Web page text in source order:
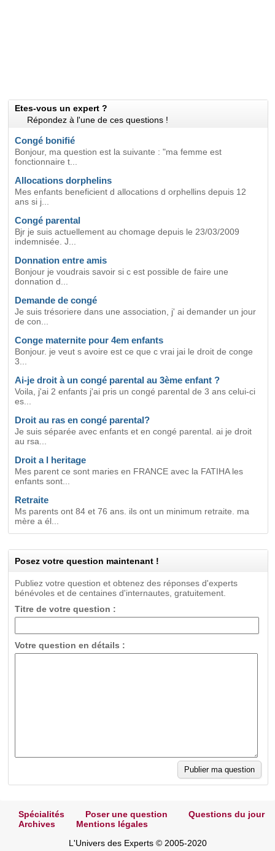
Etes-vous un expert ?
Répondez à l'une de ces questions !
Congé bonifié
Bonjour, ma question est la suivante : "ma femme est
fonctionnaire t...
Allocations dorphelins
Mes enfants beneficient d allocations d orphellins depuis 12
ans si j...
Congé parental
Bjr je suis actuellement au chomage depuis le 23/03/2009
indemnisée. J...
Donnation entre amis
Bonjour je voudrais savoir si c est possible de faire une
donnation d...
Demande de congé
Je suis trésoriere dans une association, j' ai demander un jour
de con...
Conge maternite pour 4em enfants
Bonjour. je veut s avoire est ce que c vrai jai le droit de conge
3...
Ai-je droit à un congé parental au 3ème enfant ?
Voila, j'ai 2 enfants j'ai pris un congé parental de 3 ans celui-ci
es...
Droit au ras en congé parental?
Je suis séparée avec enfants et en congé parental. ai je droit
au rsa...
Droit a l heritage
Mes parent ce sont maries en FRANCE avec la FATIHA les
enfants sont...
Retraite
Ms parents ont 84 et 76 ans. ils ont un minimum retraite. ma
mère a él...
Posez votre question maintenant !
Publiez votre question et obtenez des réponses d'experts
bénévoles et de centaines d'internautes, gratuitement.
Titre de votre question :
Votre question en détails :
Spécialités Poser une question
Questions du jour
Archives
Mentions légales
L'Univers des Experts © 2005-2020